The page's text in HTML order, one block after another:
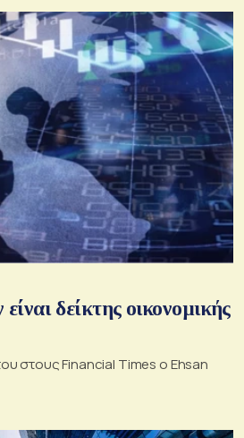
δείκτης οικονομικής
στους Financial Times ο Ehsan